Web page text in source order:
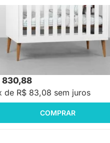
Mini Cama Noah com Pés Retrô
- Branco
830,88
de R$ 83,08 sem juros
COMPRAR